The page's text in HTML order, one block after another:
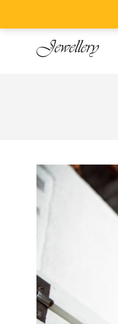
Get a $50 credit on